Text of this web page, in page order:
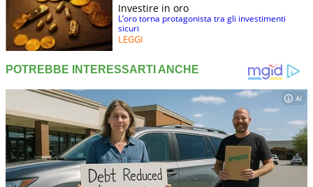
Investire in oro
L’oro torna protagonista tra gli investimenti
sicuri
LEGGI